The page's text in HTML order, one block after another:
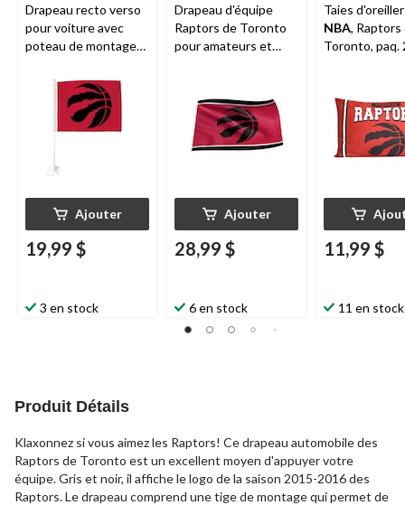
Drapeau recto verso
pour voiture avec
poteau de montage
amateurs/collectionn
eurs de basketball de
NBA, rouge/noir
Ajouter
19,99 $
3 en stock
Drapeau d'équipe
Raptors de Toronto
pour amateurs et
3 x 5 pi
Ajouter
28,99 $
6 en stock
Taies
NBA, Raptors
Toronto, paq.
11,99 $
11 en stock
Produit Détails
Klaxonnez si vous aimez les Raptors! Ce drapeau automobile des
Raptors de Toronto est un excellent moyen d'appuyer votre
équipe. Gris et noir, il affiche le logo de la saison 2015-2016 des
Raptors. Le drapeau comprend une tige de montage qui permet de